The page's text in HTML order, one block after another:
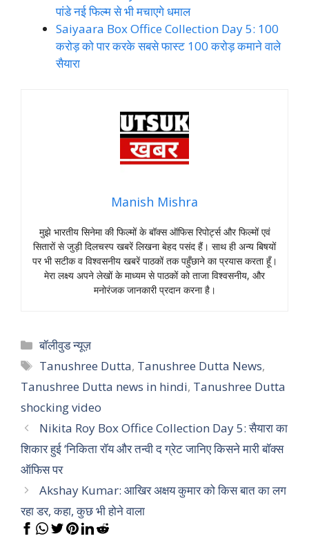
पांडे नई फिल्म से भी मचाएगे धमाल
Saiyaara Box Office Collection Day 5: 100
करोड़ को पार करके सबसे फास्ट 100 करोड़ कमाने वाले
सैयारा
Manish Mishra
मुझे भारतीय सिनेमा की फिल्मों के बॉक्स ऑफिस रिपोर्ट्स और फिल्मों एवं
सितारों से जुड़ी दिलचस्प खबरें लिखना बेहद पसंद हैं। साथ ही अन्य बिषयों
पर भी सटीक व विश्वसनीय खबरें पाठकों तक पहुँछाने का प्रयास करता हूँ।
मेरा लक्ष्य अपने लेखों के माध्यम से पाठकों को ताजा विश्वसनीय, और
मनोरंजक जानकारी प्रदान करना है।
Categories
बॉलीवुड न्यूज़
Tags
Tanushree Dutta, Tanushree Dutta News,
Tanushree Dutta news in hindi, Tanushree Dutta
shocking video
Nikita Roy Box Office Collection Day 5: सैयारा का
शिकार हुई ‘निकिता रॉय और तन्वी द ग्रेट जानिए किसने मारी बॉक्स
ऑफिस पर
Akshay Kumar: आखिर अक्षय कुमार को किस बात का लग
रहा डर, कहा, कुछ भी होने वाला